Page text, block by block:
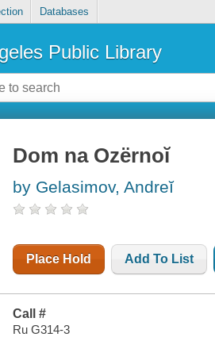
Databases
Public Library
Dom na Ozërnoĭ
by Gelasimov, Andreĭ
Place Hold Add To List
Call #
Ru G314-3